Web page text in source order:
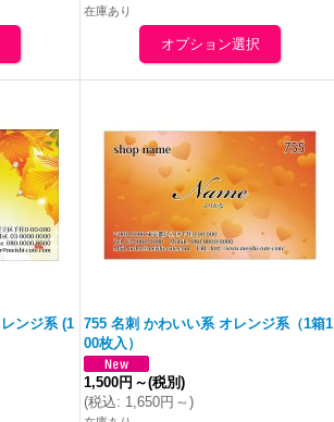
在庫あり
ンジ系 (1
755 名刺 かわいい系オレンジ系（1箱1
00枚入）
1,500円 ～(税別)
(税込: 1,650円 ～)